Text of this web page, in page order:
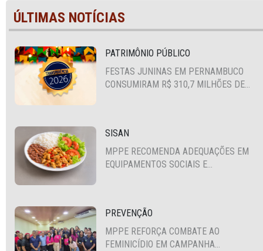
ÚLTIMAS NOTÍCIAS
PATRIMÔNIO PÚBLICO
FESTAS JUNINAS EM PERNAMBUCO
CONSUMIRAM R$ 310,7 MILHÕES DE
SISAN
MPPE RECOMENDA ADEQUAÇÕES EM
EQUIPAMENTOS SOCIAIS E
PREVENÇÃO
MPPE REFORÇA COMBATE AO
FEMINICÍDIO EM CAMPANHA